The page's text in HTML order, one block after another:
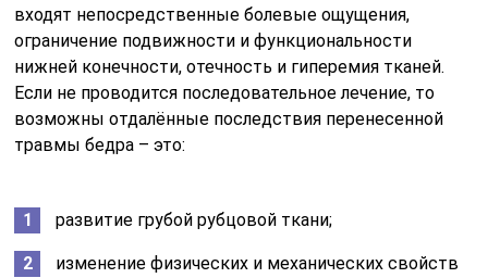
входят непосредственные болевые ощущения,
ограничение подвижности и функциональности
нижней конечности, отечность и гиперемия тканей.
Если не проводится последовательное лечение, то
возможны отдалённые последствия перенесенной
травмы бедра – это:
развитие грубой рубцовой ткани;
изменение физических и механических свойств